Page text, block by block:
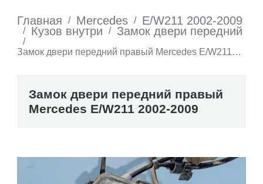
Главная / Mercedes / E/W211 2002-2009
/ Кузов внутри / Замок двери передний
/
Замок двери передний правый Mercedes E/W211
Замок двери передний правый
Mercedes E/W211 2002-2009